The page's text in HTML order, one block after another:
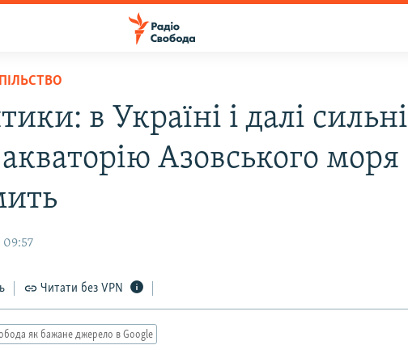
в Україні і далі сильні
Азовського моря
09:57
Читати без VPN
як бажане джерело в Google